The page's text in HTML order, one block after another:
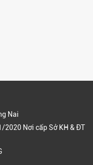
Nai
2020 Nơi cấp Sở KH & ĐT